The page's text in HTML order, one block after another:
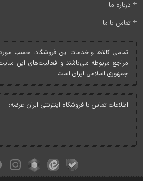
درباره ما
تماس با ما
تمامی کالاها و خدمات اين فروشگاه، حسب مورد
مراجع مربوطه می‌باشند و فعاليت‌های اين
جمهوری اسلامی ايران است.
اطلاعات تماس با فروشگاه اینترنتی ایران عرضه: